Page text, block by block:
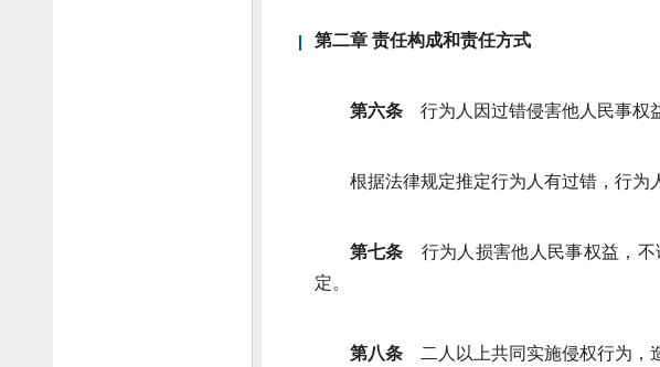
第二章 责任构成和责任方式
第六条 行为人因过错侵害他人民事权
根据法律规定推定行为人有过错，行为
第七条 行为人损害他人民事权益，
定。
第八条 二人以上共同实施侵权行为，